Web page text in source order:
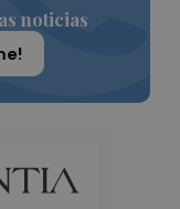
noticias